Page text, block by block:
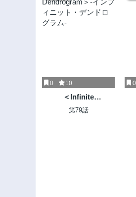
0 10
＜Infinite
Dendrogram＞-イン
第79話
0